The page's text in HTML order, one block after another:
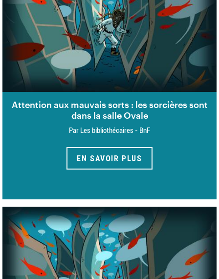
Attention aux mauvais sorts : les sorcières sont
dans la salle Ovale
Par Les bibliothécaires - BnF
EN SAVOIR PLUS